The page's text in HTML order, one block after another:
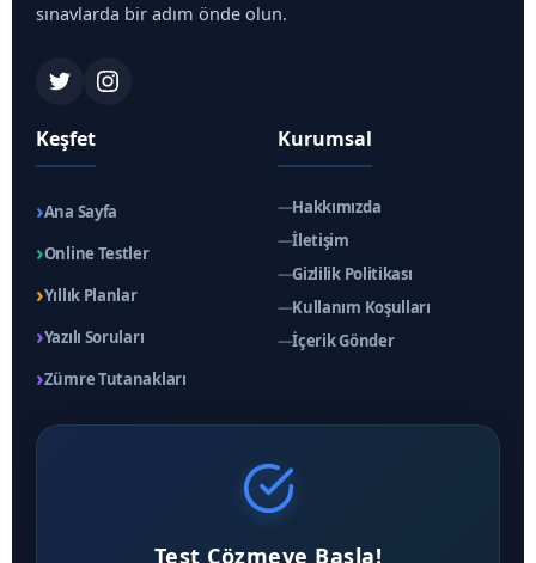
sınavlarda bir adım önde olun.
Keşfet
›Ana Sayfa
›Online Testler
›Yıllık Planlar
›Yazılı Soruları
›Zümre Tutanakları
Kurumsal
—Hakkımızda
—İletişim
—Gizlilik Politikası
—Kullanım Koşulları
—İçerik Gönder
Test Çözmeye Başla!